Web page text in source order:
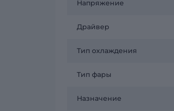
Напряжение
Драйвер
Тип охлаждения
Тип фары
Назначение